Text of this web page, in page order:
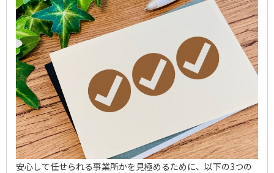
安心して任せられる事業所かを見極めるために、以下の3つの